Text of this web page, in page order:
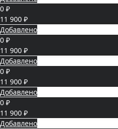
0 ₽
11 900 ₽
Добавлено
0 ₽
11 900 ₽
Добавлено
0 ₽
11 900 ₽
Добавлено
0 ₽
11 900 ₽
Добавлено